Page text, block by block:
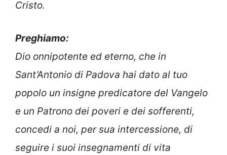
Cristo.
Preghiamo:
Dio onnipotente ed eterno, che in
Sant’Antonio di Padova hai dato al tuo
popolo un insigne predicatore del Vangelo
e un Patrono dei poveri e dei sofferenti,
concedi a noi, per sua intercessione, di
seguire i suoi insegnamenti di vita